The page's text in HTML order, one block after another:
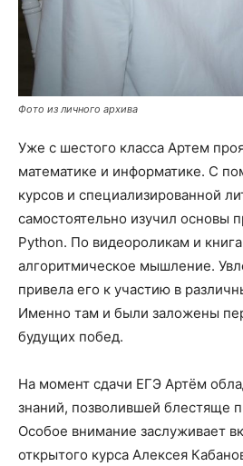
Фото из личного архива
Уже с шестого класса Артем
математике и информатике. С
курсов и специализированной
самостоятельно изучил основы
Python. По видеороликам и
алгоритмическое мышление.
привела его к участию в
Именно там и были заложены
будущих побед.
На момент сдачи ЕГЭ Артём
знаний, позволившей блестяще
Особое внимание заслуживает
открытого курса Алексея